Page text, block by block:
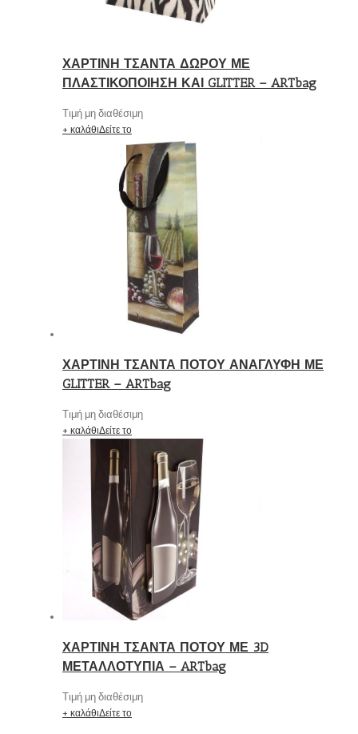
ΧΑΡΤΙΝΗ ΤΣΑΝΤΑ ΔΩΡΟΥ ΜΕ
ΠΛΑΣΤΙΚΟΠΟΙΗΣΗ ΚΑΙ GLITTER – ARTbag
Τιμή μη διαθέσιμη
+ καλάθιΔείτε το
ΧΑΡΤΙΝΗ ΤΣΑΝΤΑ ΠΟΤΟΥ ΑΝΑΓΛΥΦΗ ΜΕ
GLITTER – ARTbag
Τιμή μη διαθέσιμη
+ καλάθιΔείτε το
ΧΑΡΤΙΝΗ ΤΣΑΝΤΑ ΠΟΤΟΥ ΜΕ 3D
ΜΕΤΑΛΛΟΤΥΠΙΑ – ARTbag
Τιμή μη διαθέσιμη
+ καλάθιΔείτε το